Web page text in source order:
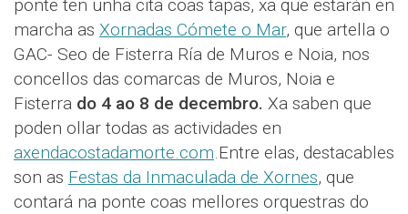
ponte ten unha cita coas tapas, xa que estarán en
marcha as Xornadas Cómete o Mar, que artella o
GAC- Seo de Fisterra Ría de Muros e Noia, nos
concellos das comarcas de Muros, Noia e
Fisterra do 4 ao 8 de decembro. Xa saben que
poden ollar todas as actividades en
axendacostadamorte.com .Entre elas, destacables
son as Festas da Inmaculada de Xornes, que
contará na ponte coas mellores orquestras do